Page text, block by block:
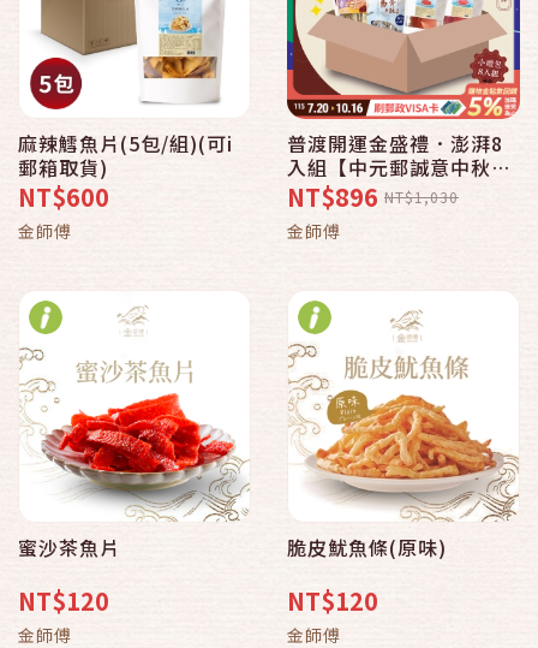
麻辣鱈魚片(5包/組)(可i
郵箱取貨)
NT$600
金師傅
普渡開運金盛禮．澎湃8
入組【中元郵誠意中秋滿
心意】
NT$896 NT$1,030
金師傅
蜜沙茶魚片
NT$120
金師傅
脆皮魷魚條(原味)
NT$120
金師傅